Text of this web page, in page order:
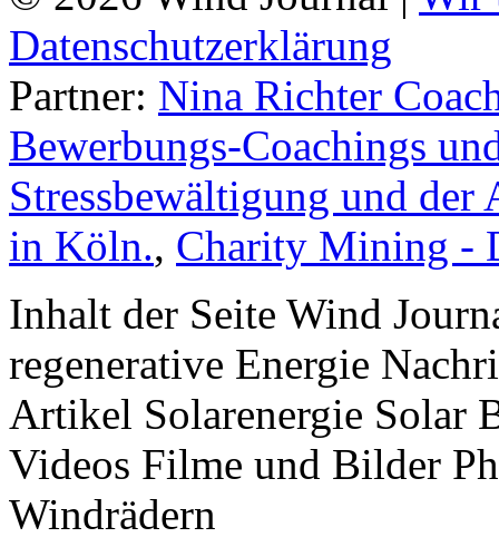
Datenschutzerklärung
Partner: Nina Richter
Bewerbungs-Coachings
Stressbewältigung und
in Köln., Charity Mining -
Inhalt der Seite Wind
regenerative Energie
Artikel Solarenergie Solar
Videos Filme und Bilder
Windrädern